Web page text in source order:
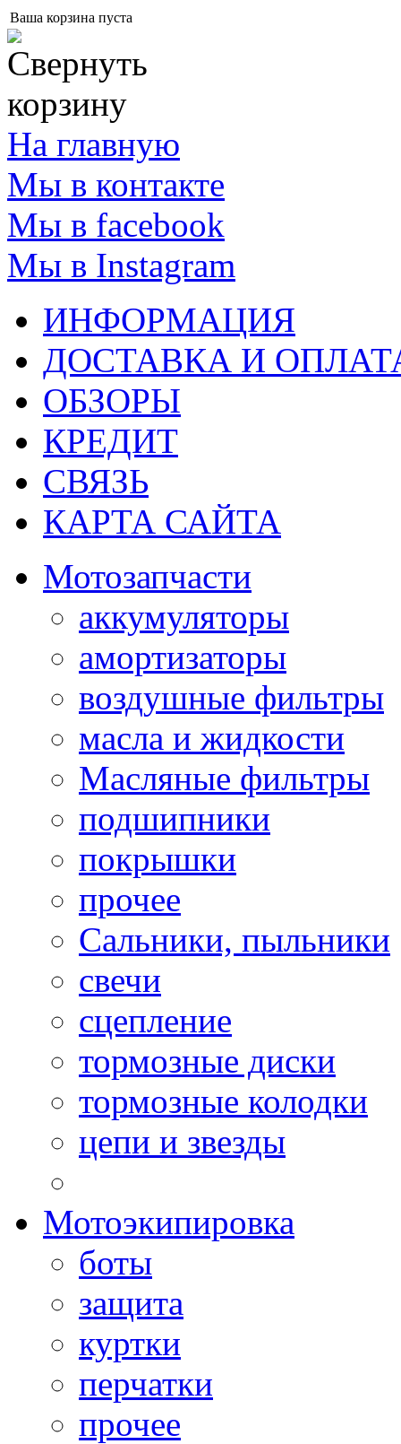
Ваша корзина пуста
На главную
Мы в контакте
Мы в facebook
Мы в Instagram
ИНФОРМАЦИЯ
ДОСТАВКА И
ОБЗОРЫ
КРЕДИТ
СВЯЗЬ
КАРТА САЙТА
Мотозапчасти
аккумуляторы
амортизаторы
воздушные фильтры
масла и жидкости
Масляные фильтры
подшипники
покрышки
прочее
Сальники, пыльники
свечи
сцепление
тормозные диски
тормозные колодки
цепи и звезды
Мотоэкипировка
боты
защита
куртки
перчатки
прочее